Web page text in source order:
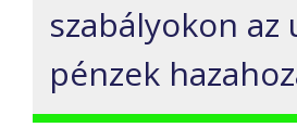
szabályokon az
pénzek